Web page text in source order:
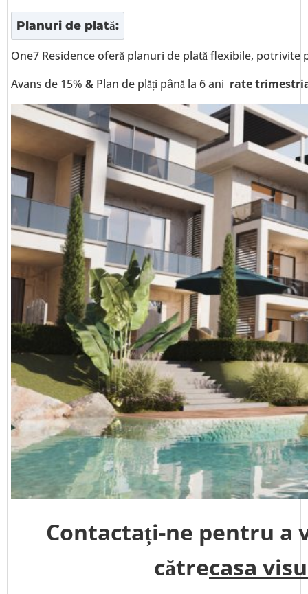
Planuri de plată:
One7 Residence oferă planuri de plată flexibile, potrivite
Avans de 15% & Plan de plăți până la 6 ani rate
Contactați-ne pentru a
cătrecasa